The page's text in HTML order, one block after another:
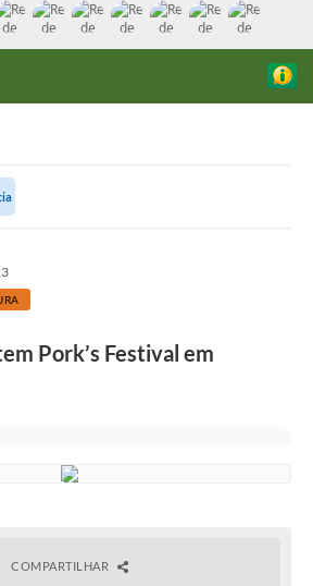
Seletivos
Pork’s Festival em
COMPARTILHAR